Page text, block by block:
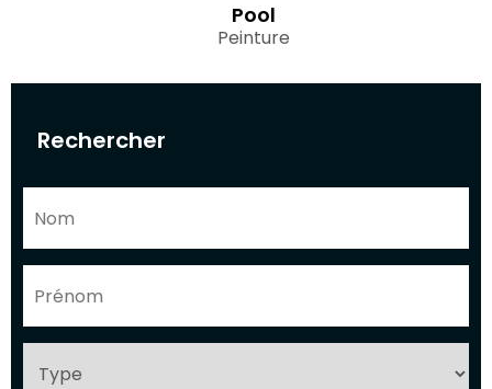
Rechercher
Pool
Peinture